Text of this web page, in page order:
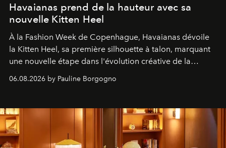
Havaianas prend de la hauteur avec sa
nouvelle Kitten Heel
À la Fashion Week de Copenhague, Havaianas dévoile
la Kitten Heel, sa première silhouette à talon, marquant
une nouvelle étape dans l'évolution créative de la
06.08.2026 by Pauline Borgogno